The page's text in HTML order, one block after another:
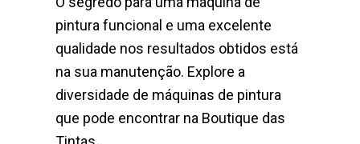
pintura funcional e uma excelente
qualidade nos resultados obtidos está
na sua manutenção. Explore a
diversidade de máquinas de pintura
que pode encontrar na Boutique das